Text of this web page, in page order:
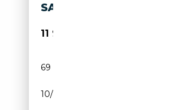
SAMMLUNGSAUFLÖSUNG
11 990€
69 000 km
10/2011